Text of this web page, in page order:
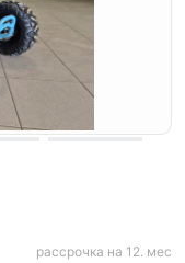
рассрочка на 12. мес